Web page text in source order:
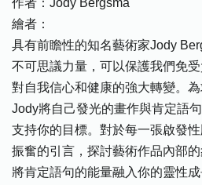
繪者：
具有前瞻性的知名藝術家Jody
不可思議力量，可以保護我們免
對自我信心和健康的強大轉變。
Jody將自己發光的畫作與肯定語
支持你的目標。對於每一張啟發
振奮的引言，探討藝術作品內部
將肯定語句的能量融入你的靈性